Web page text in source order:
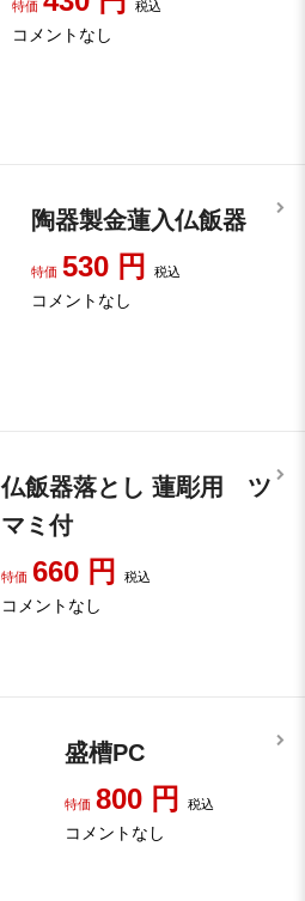
特価 税込
コメントなし
陶器製金蓮入仏飯器
特価 530 円税込
コメントなし
仏飯器落とし 蓮彫用 ツ
マミ付
特価 660 円税込
コメントなし
盛槽PC
特価 800 円 税込
コメントなし